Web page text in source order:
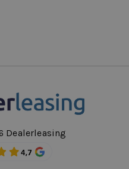
Dealerleasing